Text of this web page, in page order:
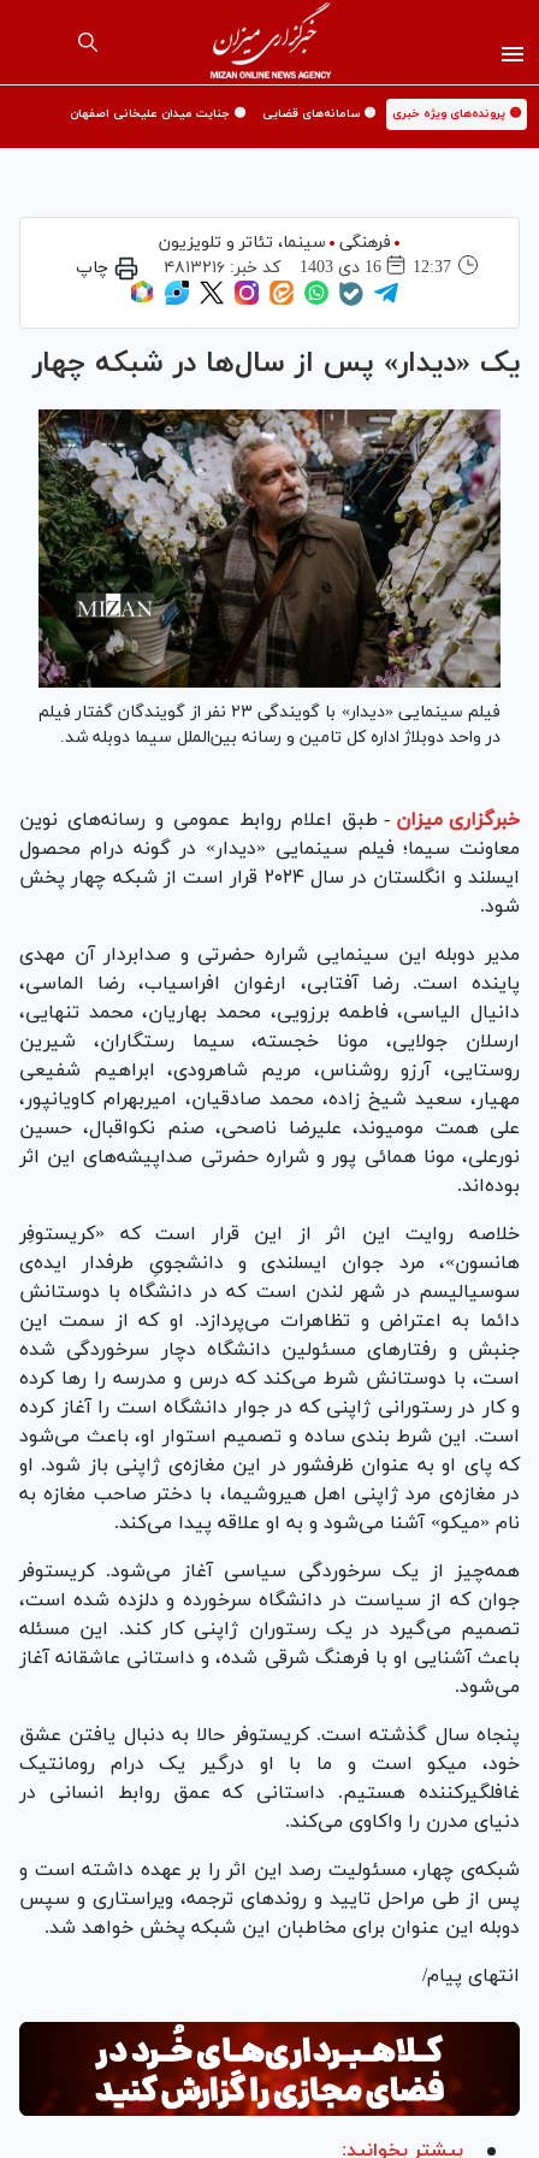
🟡 پرونده‌های ویژه خبری 🟡 سامانه‌های قضایی 🟡 جنایت میدان علیخانی اصفهان
فرهنگی
سینما،‌ تئاتر و تلویزیون
12:37
16 دی 1403 کد خبر: ۴۸۱۳۲۱۶ چاپ
یک «دیدار» پس از سال‌ها در شبکه چهار
فیلم سینمایی «دیدار» با گویندگی ۲۳ نفر از گویندگان گفتار فیلم
در واحد دوبلاژ اداره کل تامین و رسانه بین‌الملل سیما دوبله شد.
خبرگزاری میزان - طبق اعلام روابط عمومی و رسانه‌های نوین
معاونت سیما؛ فیلم سینمایی «دیدار» در گونه درام محصول
ایسلند و انگلستان در سال ۲۰۲۴ قرار است از شبکه چهار پخش
شود.
مدیر دوبله این سینمایی شراره حضرتی و صدابردار آن مهدی
پاینده است. رضا آفتابی، ارغوان افراسیاب، رضا الماسی،
دانیال الیاسی، فاطمه برزویی، محمد بهاریان، محمد تنهایی،
ارسلان جولایی، مونا خجسته، سیما رستگاران، شیرین
روستایی، آرزو روشناس، مریم شاهرودی، ابراهیم شفیعی
مهیار، سعید شیخ زاده، محمد صادقیان، امیربهرام کاویانپور،
علی همت مومیوند، علیرضا ناصحی، صنم نکواقبال، حسین
نورعلی، مونا همائی پور و شراره حضرتی صداپیشه‌های این اثر
بوده‌اند.
خلاصه روایت این اثر از این قرار است که «کریستوفِر
هانسون»، مرد جوان ایسلندی و دانشجویِ طرفدار ایده‌ی
سوسیالیسم در شهر لندن است که در دانشگاه با دوستانش
دائما به اعتراض و تظاهرات می‌پردازد. او که از سمت این
جنبش و رفتار‌های مسئولین دانشگاه دچار سرخوردگی شده
است، با دوستانش شرط می‌کند که درس و مدرسه را رها کرده
و کار در رستورانی ژاپنی که در جوار دانشگاه است را آغاز کرده
است. این شرط بندی ساده و تصمیم استوار او، باعث می‌شود
که پای او به عنوان ظرفشور در این مغازه‌ی ژاپنی باز شود. او
در مغازه‌ی مرد ژاپنی اهل هیروشیما، با دختر صاحب مغازه به
نام «میکو» آشنا می‌شود و به او علاقه پیدا می‌کند.
همه‌چیز از یک سرخوردگی سیاسی آغاز می‌شود. کریستوفر
جوان که از سیاست در دانشگاه سرخورده و دلزده شده است،
تصمیم می‌گیرد در یک رستوران ژاپنی کار کند. این مسئله
باعث آشنایی او با فرهنگ شرقی شده، و داستانی عاشقانه آغاز
می‌شود.
پنجاه سال گذشته است. کریستوفر حالا به دنبال یافتن عشق
خود، میکو است و ما با او درگیر یک درام رومانتیک
غافلگیرکننده هستیم. داستانی که عمق روابط انسانی در
دنیای مدرن را واکاوی می‌کند.
شبکه‌ی چهار، مسئولیت رصد این اثر را بر عهده داشته است و
پس از طی مراحل تایید و روند‌های ترجمه، ویراستاری و سپس
دوبله این عنوان برای مخاطبان این شبکه پخش خواهد شد.
انتهای پیام/
بیشتر بخوانید: